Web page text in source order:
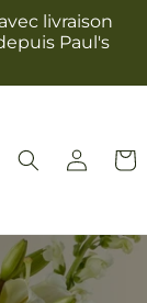
livraison
Paul's
Connexion